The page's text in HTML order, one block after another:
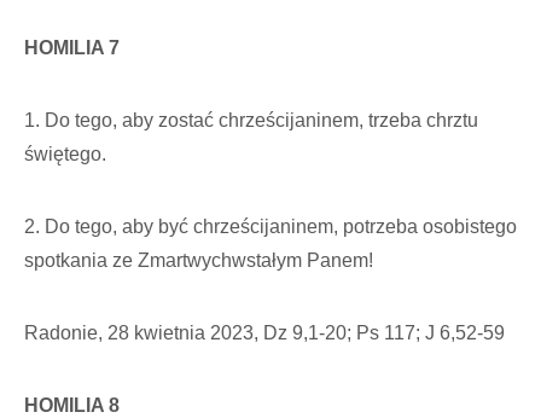
HOMILIA 7
1. Do tego, aby zostać chrześcijaninem, trzeba chrztu
świętego.
2. Do tego, aby być chrześcijaninem, potrzeba osobistego
spotkania ze Zmartwychwstałym Panem!
Radonie, 28 kwietnia 2023, Dz 9,1-20; Ps 117; J 6,52-59
HOMILIA 8